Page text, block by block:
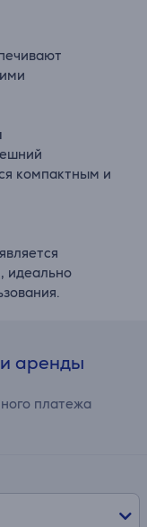
компактным и
идеально
и аренды
платежа